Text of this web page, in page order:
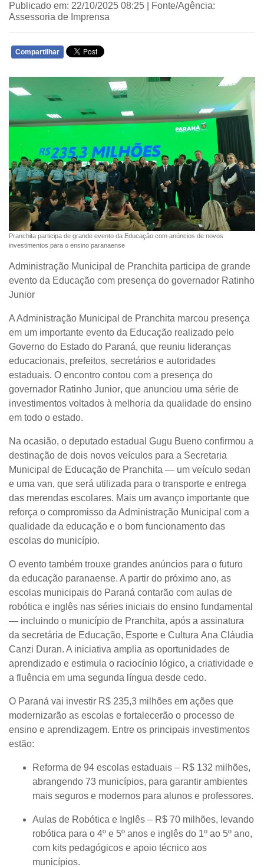
Publicado em: 22/10/2025 08:25 | Fonte/Agência:
Assessoria de Imprensa
Compartilhar
Pranchita participa de grande evento da Educação com anúncios de novos
investimentos para o ensino paranaense
Administração Municipal de Pranchita participa de grande
evento da Educação com presença do governador Ratinho
Junior
A Administração Municipal de Pranchita marcou presença
em um importante evento da Educação realizado pelo
Governo do Estado do Paraná, que reuniu lideranças
educacionais, prefeitos, secretários e autoridades
estaduais. O encontro contou com a presença do
governador Ratinho Junior, que anunciou uma série de
investimentos voltados à melhoria da qualidade do ensino
em todo o estado.
Na ocasião, o deputado estadual Gugu Bueno confirmou a
destinação de dois novos veículos para a Secretaria
Municipal de Educação de Pranchita — um veículo sedan
e uma van, que será utilizada para o transporte e entrega
das merendas escolares. Mais um avanço importante que
reforça o compromisso da Administração Municipal com a
qualidade da educação e o bom funcionamento das
escolas do município.
O evento também trouxe grandes anúncios para o futuro
da educação paranaense. A partir do próximo ano, as
escolas municipais do Paraná contarão com aulas de
robótica e inglês nas séries iniciais do ensino fundamental
— incluindo o município de Pranchita, após a assinatura
da secretária de Educação, Esporte e Cultura Ana Cláudia
Canzi Duran. A iniciativa amplia as oportunidades de
aprendizado e estimula o raciocínio lógico, a criatividade e
a fluência em uma segunda língua desde cedo.
O Paraná vai investir R$ 235,3 milhões em ações que
modernizarão as escolas e fortalecerão o processo de
ensino e aprendizagem. Entre os principais investimentos
estão:
Reforma de 94 escolas estaduais – R$ 132 milhões,
abrangendo 73 municípios, para garantir ambientes
mais seguros e modernos para alunos e professores.
Aulas de Robótica e Inglês – R$ 70 milhões, levando
robótica para o 4º e 5º anos e inglês do 1º ao 5º ano,
com kits pedagógicos e apoio técnico aos
municípios.